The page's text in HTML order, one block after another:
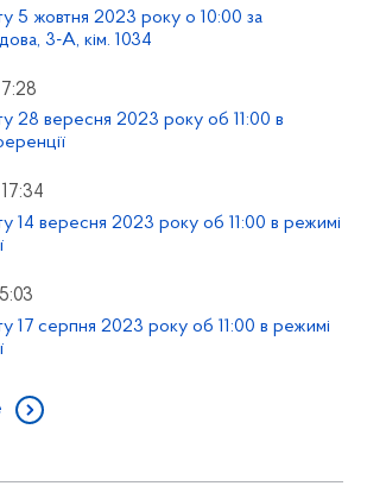
5 жовтня 2023 року о 10:00 за
3-А, кім. 1034
28 вересня 2023 року об 11:00 в
14 вересня 2023 року об 11:00 в режимі
17 серпня 2023 року об 11:00 в режимі